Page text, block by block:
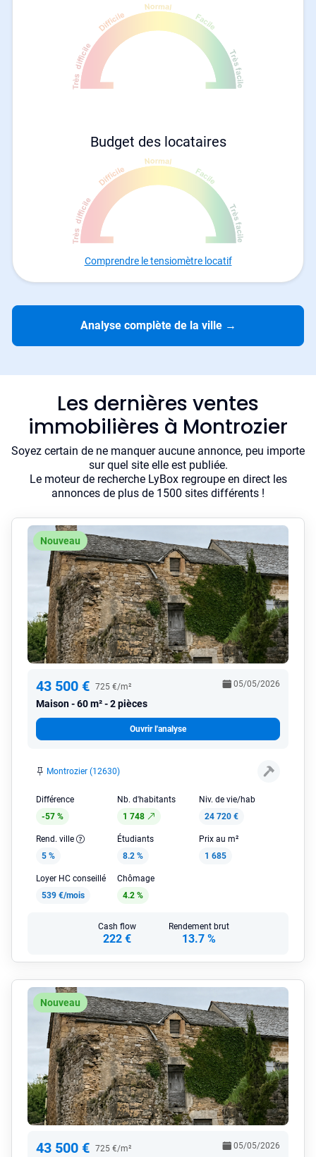
Budget des locataires
Comprendre le tensiomètre locatif
Analyse complète de la ville →
Les dernières ventes
immobilières à Montrozier
Soyez certain de ne manquer aucune annonce, peu importe
sur quel site elle est publiée.
Le moteur de recherche LyBox regroupe en direct les
annonces de plus de 1500 sites différents !
Nouveau
43 500 € 725 €/m²
Maison 60 m² - 2 pièces
05/05/2026
Ouvrir l'analyse
Montrozier (12630)
Différence
-57 %
Nb. d'habitants
1 748
Niv. de vie/hab
24 720 €
Rend. ville
5 %
Étudiants
8.2 %
Prix au m²
1 685
Loyer HC conseillé
539 €/mois
Chômage
4.2 %
Cash flow
222 €
Rendement brut
13.7 %
Nouveau
43 500 € 725 €/m² 05/05/2026